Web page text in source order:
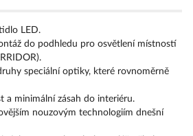
LED.
do podhledu pro osvětlení místností
speciální optiky, které rovnoměrně
a minimální zásah do interiéru.
nouzovým technologiím dnešní